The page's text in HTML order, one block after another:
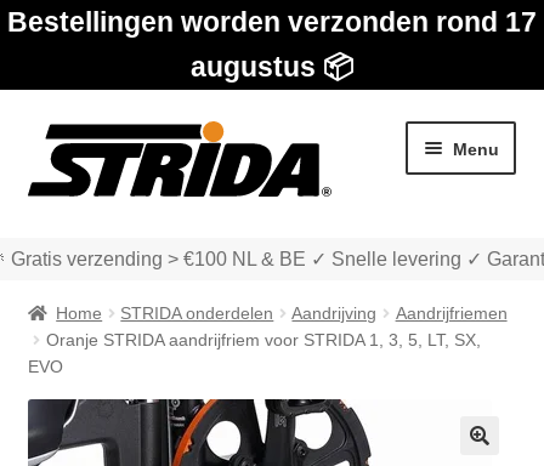
Bestellingen worden verzonden rond 17
augustus 📦
Ga
door
naar
Ga
naar
de
Menu
Winkel
Gratis verzending > €100 NL & BE ✓ Snelle levering ✓
Home STRIDA onderdelen Aandrijving
Aandrijfriemen
Oranje STRIDA aandrijfriem voor STRIDA 1, 3, 5, LT, SX,
EVO